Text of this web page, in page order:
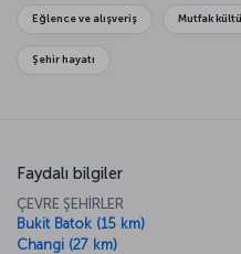
geleneksel mimarisini
Eğlence ve alışveriş Mutfak
Şehir hayatı
Faydalı bilgiler
ÇEVRE ŞEHİRLER
Bukit Batok (15 km)
Changi (27 km)